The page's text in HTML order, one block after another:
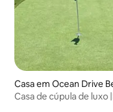
Casa em Ocean Drive
Casa de cúpula de luxo